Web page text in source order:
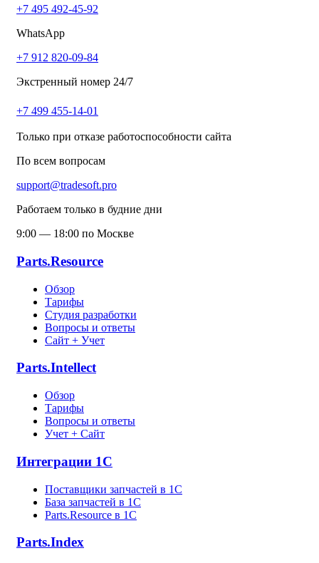
+7 495 492-45-92
WhatsApp
+7 912 820-09-84
Экстренный номер 24/7
+7 499 455-14-01
Только при отказе работоспособности сайта
По всем вопросам
support@tradesoft.pro
Работаем только в будние дни
9:00 — 18:00 по Москве
Parts.Resource
Обзор
Тарифы
Студия разработки
Вопросы и ответы
Сайт + Учет
Parts.Intellect
Обзор
Тарифы
Вопросы и ответы
Учет + Сайт
Интеграции 1С
Поставщики запчастей в 1C
База запчастей в 1С
Parts.Resource в 1C
Parts.Index